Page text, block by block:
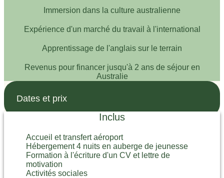
Immersion dans la culture australienne
Expérience d'un marché du travail à l'international
Apprentissage de l'anglais sur le terrain
Revenus pour financer jusqu'à 2 ans de séjour en
Australie
Dates et prix
Inclus
Accueil et transfert aéroport
Hébergement 4 nuits en auberge de jeunesse
Formation à l'écriture d'un CV et lettre de
motivation
Activités sociales